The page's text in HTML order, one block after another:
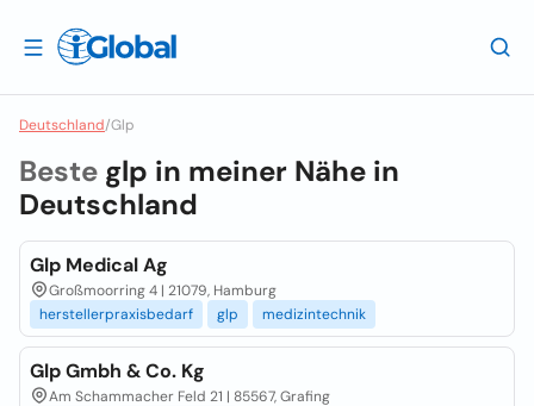
Deutschland/Glp
Beste glp in meiner Nähe in
Deutschland
Glp Medical Ag
Großmoorring 4 | 21079, Hamburg
herstellerpraxisbedarf
glp medizintechnik
Glp Gmbh & Co. Kg
Am Schammacher Feld 21 | 85567, Grafing